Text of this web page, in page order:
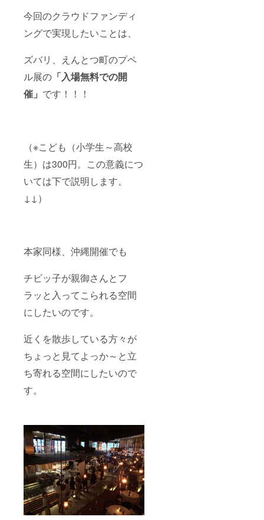
今回のクラウドファンディ
ングで実現したいことは、
ズバリ、えんとつ町のプペ
ル展の 「入場無料での開
催」 です！！！
（※こども（小学生～高校
生）は300円。この意義につ
いては下で説明します。
↓↓）
本家同様、沖縄開催でも
チビッ子が親御さんとフ
ラッと入ってこられる空間
にしたいのです。
近くを散歩している方々が
ちょっと見てよっか～と立
ち寄れる空間にしたいので
す。